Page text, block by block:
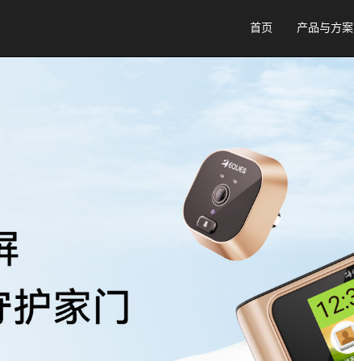
首页 产品与方案